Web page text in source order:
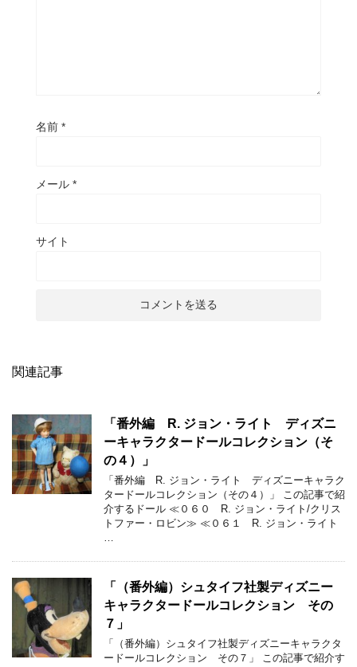
名前 *
メール *
サイト
関連記事
「番外編 R. ジョン・ライト ディズニ
ーキャラクタードールコレクション（そ
の４）」
「番外編 R. ジョン・ライト ディズニーキャラク
タードールコレクション（その４）」 この記事で紹
介するドール ≪０６０ R. ジョン・ライト/クリス
トファー・ロビン≫ ≪０６１ R. ジョン・ライト
…
「（番外編）シュタイフ社製ディズニー
キャラクタードールコレクション その
７」
「（番外編）シュタイフ社製ディズニーキャラクタ
ードールコレクション その７」 この記事で紹介す